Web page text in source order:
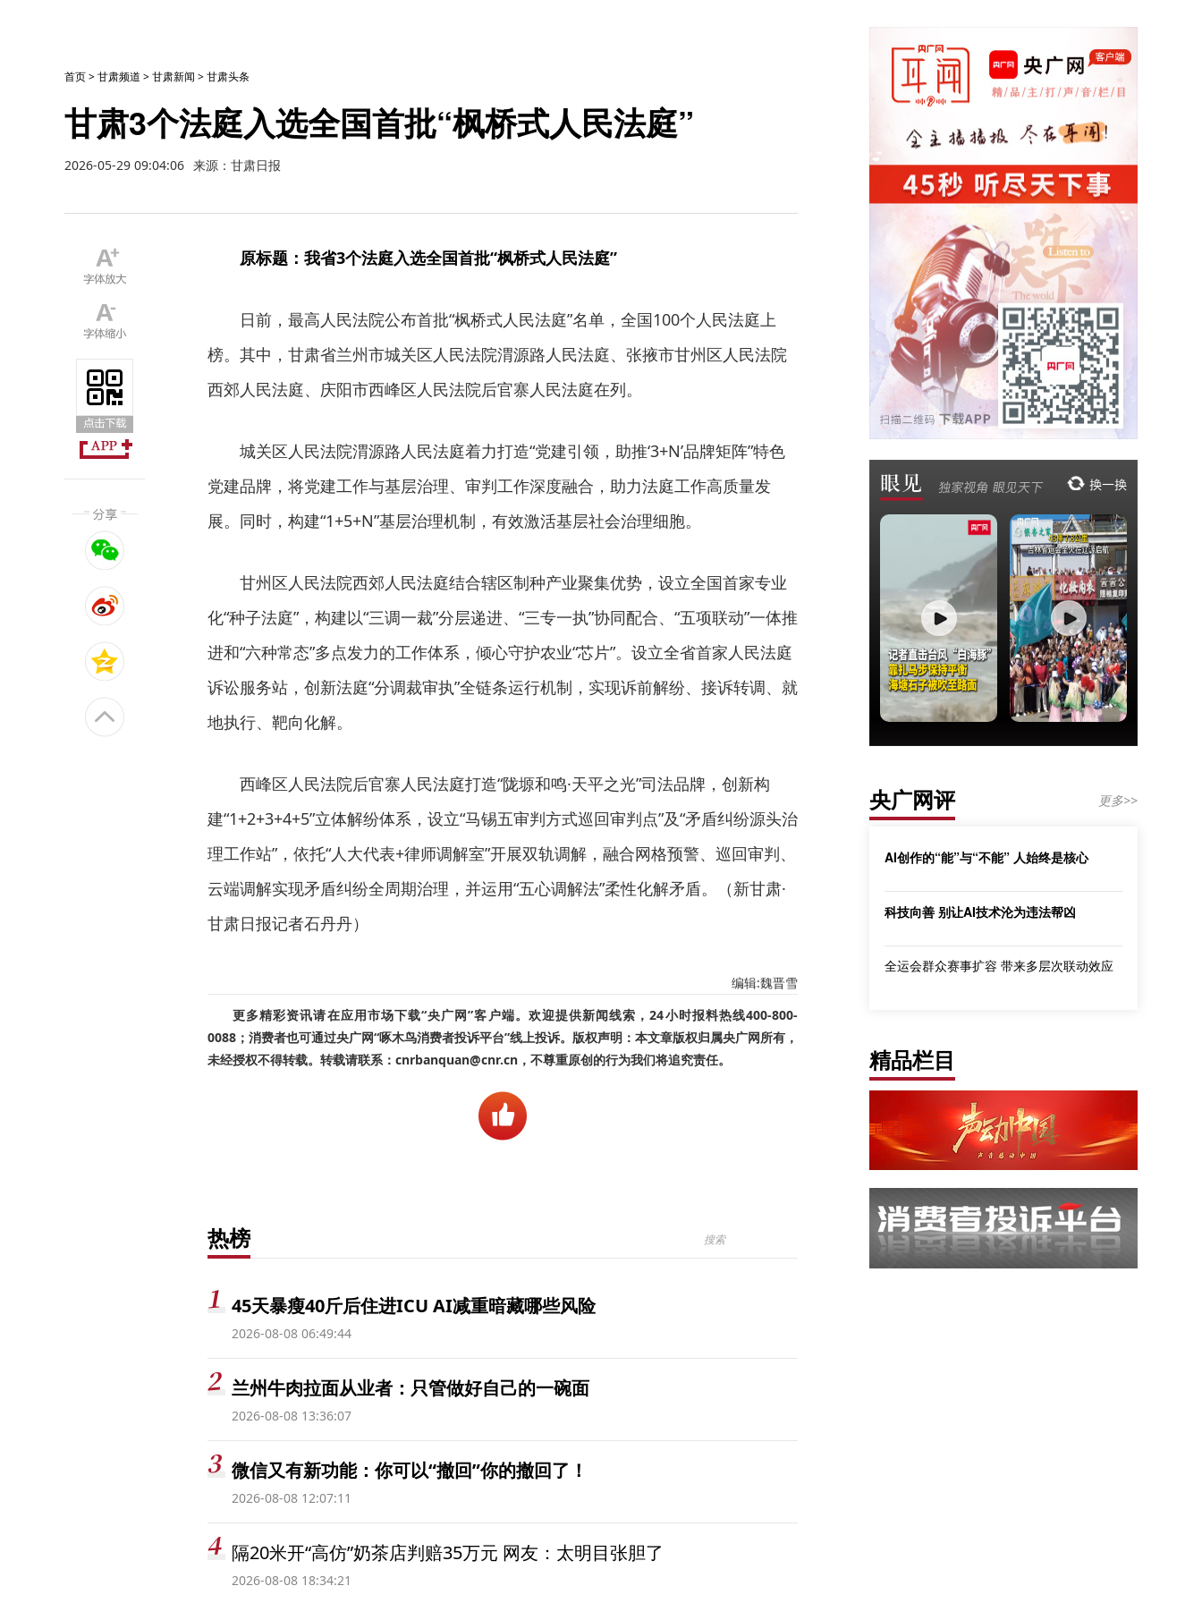
首页>甘肃频道 >甘肃新闻 >甘肃头条
甘肃3个法庭入选全国首批“枫桥式人民法庭”
2026-05-29 09:04:06 来源：甘肃日报
原标题：我省3个法庭入选全国首批“枫桥式人民法庭”
日前，最高人民法院公布首批“枫桥式人民法庭”名单，全国100个人民法庭上
榜。其中，甘肃省兰州市城关区人民法院渭源路人民法庭、张掖市甘州区人民法院
西郊人民法庭、庆阳市西峰区人民法院后官寨人民法庭在列。
城关区人民法院渭源路人民法庭着力打造“党建引领，助推‘3+N’品牌矩阵”特色
党建品牌，将党建工作与基层治理、审判工作深度融合，助力法庭工作高质量发
展。同时，构建“1+5+N”基层治理机制，有效激活基层社会治理细胞。
甘州区人民法院西郊人民法庭结合辖区制种产业聚集优势，设立全国首家专业
化“种子法庭”，构建以“三调一裁”分层递进、“三专一执”协同配合、“五项联动”一体推
进和“六种常态”多点发力的工作体系，倾心守护农业“芯片”。设立全省首家人民法庭
诉讼服务站，创新法庭“分调裁审执”全链条运行机制，实现诉前解纷、接诉转调、就
地执行、靶向化解。
西峰区人民法院后官寨人民法庭打造“陇塬和鸣·天平之光”司法品牌，创新构
建“1+2+3+4+5”立体解纷体系，设立“马锡五审判方式巡回审判点”及“矛盾纠纷源头治
理工作站”，依托“人大代表+律师调解室”开展双轨调解，融合网格预警、巡回审判、
云端调解实现矛盾纠纷全周期治理，并运用“五心调解法”柔性化解矛盾。（新甘肃·
甘肃日报记者石丹丹）
编辑:魏晋雪
更多精彩资讯请在应用市场下载“央广网”客户端。欢迎提供新闻线索，24小时报料热线400-800-
0088；消费者也可通过央广网“啄木鸟消费者投诉平台”线上投诉。版权声明：本文章版权归属央广网所有，
未经授权不得转载。转载请联系：cnrbanquan@cnr.cn，不尊重原创的行为我们将追究责任。
热榜
45天暴瘦40斤后住进ICU AI减重暗藏哪些风险
2026-08-08 06:49:44
兰州牛肉拉面从业者：只管做好自己的一碗面
2026-08-08 13:36:07
微信又有新功能：你可以“撤回”你的撤回了！
2026-08-08 12:07:11
隔20米开“高仿”奶茶店判赔35万元 网友：太明目张胆了
2026-08-08 18:34:21
央广网评 更多>>
AI创作的“能”与“不能” 人始终是核心
科技向善 别让AI技术沦为违法帮凶
全运会群众赛事扩容 带来多层次联动效应
精品栏目